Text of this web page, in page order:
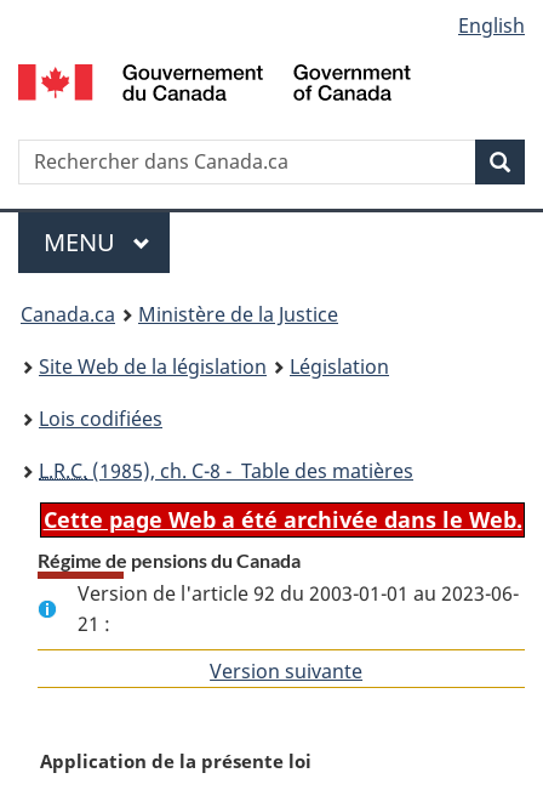
au
contenu
propos
de
la
HTML
simplifiée
selection
English
Recherche
Menu
MENU PRINCIPAL
You
are
here:
Canada.ca
Ministère de la Justice
Site Web de la législation
Législation
Lois codifiées
L.R.C. (1985), ch. C-8 - Table des matières
Cette page Web a été archivée dans le Web.
Régime de pensions du Canada
Version de l'article 92 du 2003-01-01 au 2023-06-
21 :
Version suivante
N
Application de la présente loi